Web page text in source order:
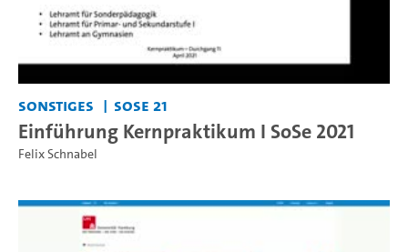
Sonstiges SoSe 21
Einführung Kernpraktikum I SoSe 2021
Felix Schnabel